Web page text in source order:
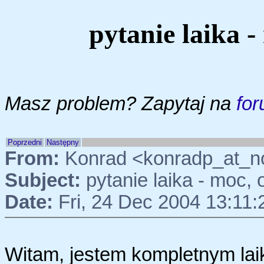
pytanie laika -
Masz problem? Zapytaj na
Poprzedni Następny
From: Konrad
Subject: pytanie laika - moc,
Date: Fri, 24 Dec 2004
Witam, jestem kompletnym